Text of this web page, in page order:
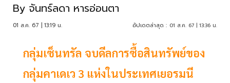
By จันทร์ลดา หารอ่อนตา
01 ส.ค. 67 | 13:19 น. อัปเดตล่าสุด : 01 ส.ค. 67 | 13:36 น.
กลุ่มเซ็นทรัล จบดีลการซื้อสินทรัพย์ของ
กลุ่มคาเดเว 3 แห่งในประเทศเยอรมนี